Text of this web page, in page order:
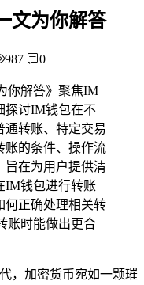
文为你解答
987 0
你解答》聚焦IM
探讨IM钱包在不
通转账、特定交易
账的条件、操作流
旨在为用户提供清
IM钱包进行转账
何正确处理相关转
账时能做出更合
，加密货币宛如一颗璀